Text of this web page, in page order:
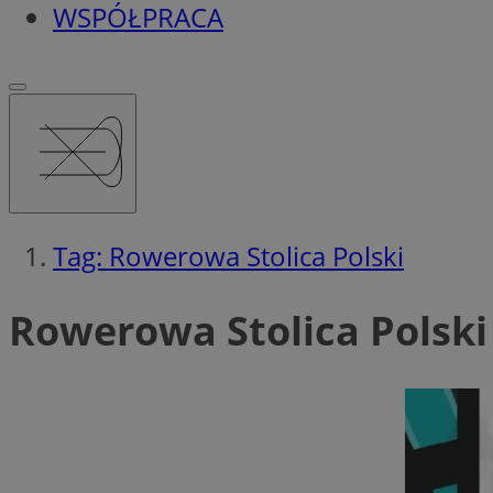
WSPÓŁPRACA
Tag: Rowerowa Stolica Polski
Rowerowa Stolica